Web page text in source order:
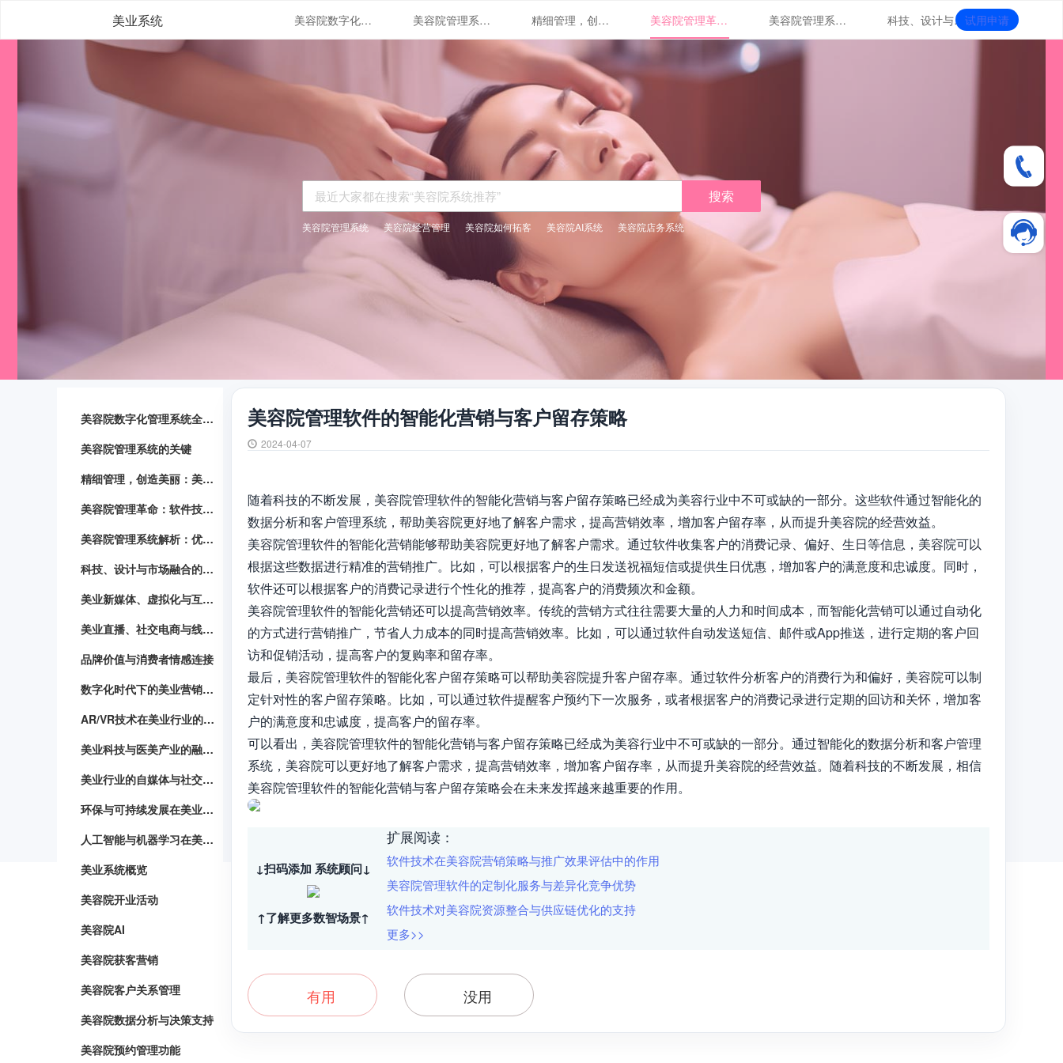
美业系统 美容院数字化管理系统全面解读 美容院管理系统的关键 精细管理，创造美丽：美容院管理系统实践指南 美容院管理革命：软件技术助力提升 美容院管理系统解析：优化服务流程，提升效率 科技、设计与市场融合的美业革新 试用申请
搜索
美容院管理系统 美容院经营管理 美容院如何拓客 美容院AI系统 美容院店务系统
美容院数字化管理系统全面解读
美容院管理系统的关键
精细管理，创造美丽：美容院管理系统实践指南
美容院管理革命：软件技术助力提升
美容院管理系统解析：优化服务流程，提升效率
科技、设计与市场融合的美业革新
美业新媒体、虚拟化与互动化的营销策略
美业直播、社交电商与线上线下融合发展
品牌价值与消费者情感连接
数字化时代下的美业营销与品牌建设
AR/VR技术在美业行业的应用
美业科技与医美产业的融合与发展
美业行业的自媒体与社交媒体营销策略
环保与可持续发展在美业产业的实践与探索
人工智能与机器学习在美业领域的应用
美业系统概览
美容院开业活动
美容院AI
美容院获客营销
美容院客户关系管理
美容院数据分析与决策支持
美容院预约管理功能
美容院管理软件的智能化营销与客户留存策略
2024-04-07
随着科技的不断发展，美容院管理软件的智能化营销与客户留存策略已经成为美容行业中不可或缺的一部分。这些软件通过智能化的
数据分析和客户管理系统，帮助美容院更好地了解客户需求，提高营销效率，增加客户留存率，从而提升美容院的经营效益。
美容院管理软件的智能化营销能够帮助美容院更好地了解客户需求。通过软件收集客户的消费记录、偏好、生日等信息，美容院可以
根据这些数据进行精准的营销推广。比如，可以根据客户的生日发送祝福短信或提供生日优惠，增加客户的满意度和忠诚度。同时，
软件还可以根据客户的消费记录进行个性化的推荐，提高客户的消费频次和金额。
美容院管理软件的智能化营销还可以提高营销效率。传统的营销方式往往需要大量的人力和时间成本，而智能化营销可以通过自动化
的方式进行营销推广，节省人力成本的同时提高营销效率。比如，可以通过软件自动发送短信、邮件或App推送，进行定期的客户回
访和促销活动，提高客户的复购率和留存率。
最后，美容院管理软件的智能化客户留存策略可以帮助美容院提升客户留存率。通过软件分析客户的消费行为和偏好，美容院可以制
定针对性的客户留存策略。比如，可以通过软件提醒客户预约下一次服务，或者根据客户的消费记录进行定期的回访和关怀，增加客
户的满意度和忠诚度，提高客户的留存率。
可以看出，美容院管理软件的智能化营销与客户留存策略已经成为美容行业中不可或缺的一部分。通过智能化的数据分析和客户管理
系统，美容院可以更好地了解客户需求，提高营销效率，增加客户留存率，从而提升美容院的经营效益。随着科技的不断发展，相信
美容院管理软件的智能化营销与客户留存策略会在未来发挥越来越重要的作用。
↓扫码添加 系统顾问↓
↑了解更多数智场景↑
扩展阅读：
软件技术在美容院营销策略与推广效果评估中的作用
美容院管理软件的定制化服务与差异化竞争优势
软件技术对美容院资源整合与供应链优化的支持
更多>>
有用 没用